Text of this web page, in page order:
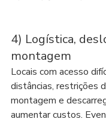
4) Logística,
montagem
Locais com acesso
distâncias, restrições
montagem e
aumentar custos.